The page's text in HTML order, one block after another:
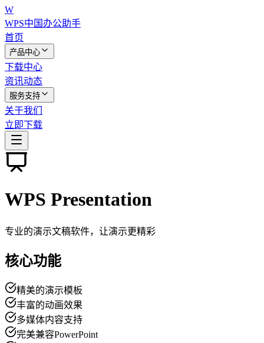
W
WPS中国 办公助手
首页
产品中心
下载中心
资讯动态
服务支持
关于我们
立即下载
WPS Presentation
专业的演示文稿软件，让演示更精彩
核心功能
精美的演示模板
丰富的动画效果
多媒体内容支持
完美兼容PowerPoint